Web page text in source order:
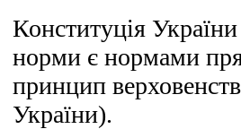
Конституція
норми є нормами
принцип
України).